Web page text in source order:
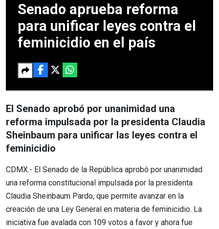
Senado aprueba reforma
para unificar leyes contra el
feminicidio en el país
El Senado aprobó por unanimidad una
reforma impulsada por la presidenta Claudia
Sheinbaum para unificar las leyes contra el
feminicidio
CDMX.- El Senado de la República aprobó por unanimidad
una reforma constitucional impulsada por la presidenta
Claudia Sheinbaum Pardo, que permite avanzar en la
creación de una Ley General en materia de feminicidio. La
iniciativa fue avalada con 109 votos a favor y ahora fue